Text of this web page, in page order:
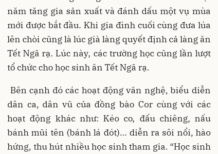
năm tăng gia sản xuất và đánh dấu một vụ mùa
mới được bắt đầu. Khi gia đình cuối cùng đưa lúa
lên chòi cũng là lúc già làng quyết định cả làng ăn
Tết Ngã rạ. Lúc này, các trường học cũng lần lượt
tổ chức cho học sinh ăn Tết Ngã rạ.
Bên cạnh đó các hoạt động văn nghệ, biểu diễn
dân ca, dân vũ của đồng bào Cor cùng với các
hoạt động khác như: Kéo co, đấu chiêng, nấu
bánh mũi tên (bánh lá đót)... diễn ra sôi nổi, hào
hứng, thu hút nhiều học sinh tham gia. “Học sinh